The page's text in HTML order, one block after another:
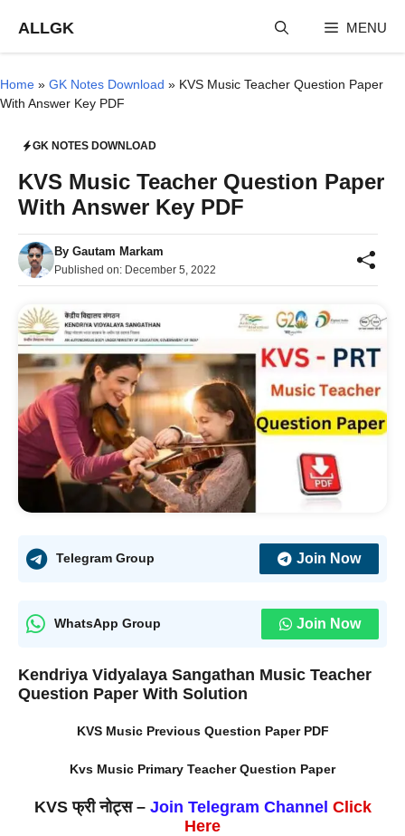
content
ALLGK MENU
Home » GK Notes Download » KVS Music Teacher Question Paper
With Answer Key PDF
GK NOTES DOWNLOAD
KVS Music Teacher Question Paper
With Answer Key PDF
By Gautam Markam
Published on: December 5, 2022
Telegram Group Join Now
WhatsApp Group Join Now
Kendriya Vidyalaya Sangathan Music Teacher
Question Paper With Solution
KVS Music Previous Question Paper PDF
Kvs Music Primary Teacher Question Paper
KVS फ्री नोट्स – Join Telegram Channel Click
Here